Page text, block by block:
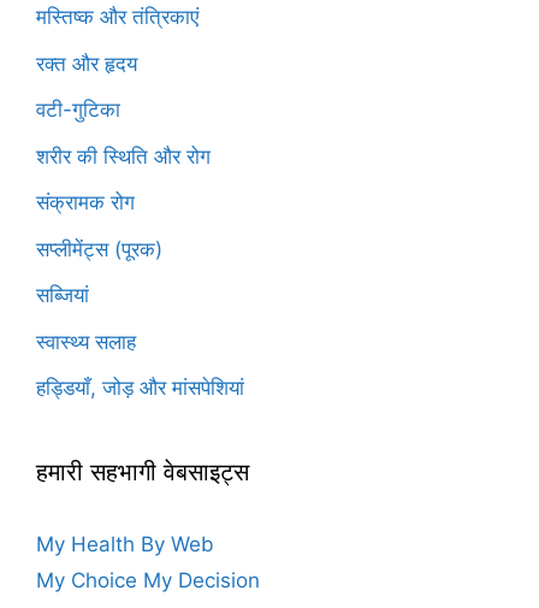
मस्तिष्क और तंत्रिकाएं
रक्त और हृदय
वटी-गुटिका
शरीर की स्थिति और रोग
संक्रामक रोग
सप्लीमेंट्स (पूरक)
सब्जियां
स्वास्थ्य सलाह
हड्डियाँ, जोड़ और मांसपेशियां
हमारी सहभागी वेबसाइट्स
My Health By Web
My Choice My Decision